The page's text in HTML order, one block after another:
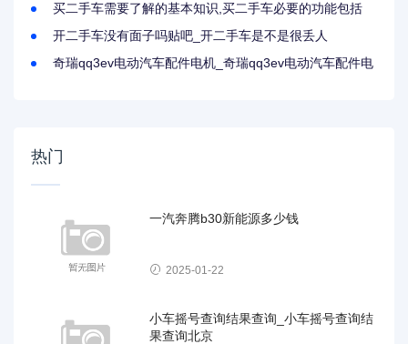
买二手车需要了解的基本知识,买二手车必要的功能包括
开二手车没有面子吗贴吧_开二手车是不是很丢人
奇瑞qq3ev电动汽车配件电机_奇瑞qq3ev电动汽车配件电
热门
一汽奔腾b30新能源多少钱
2025-01-22
小车摇号查询结果查询_小车摇号查询结
果查询北京